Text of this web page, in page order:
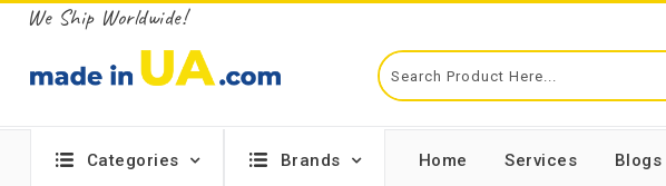
We Ship Worldwide!
Categories Brands Home Services Blogs